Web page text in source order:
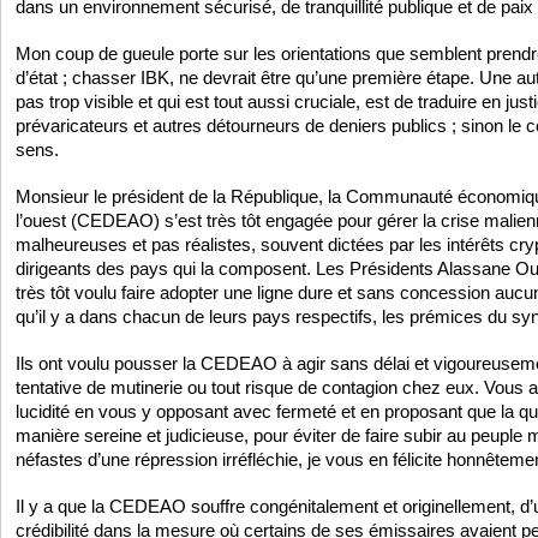
dans un environnement sécurisé, de tranquillité publique et de
Mon coup de gueule porte sur les orientations que semblent
d’état ; chasser IBK, ne devrait être qu’une première étape. Une
pas trop visible et qui est tout aussi cruciale, est de traduire en
prévaricateurs et autres détourneurs de deniers publics ; sinon le
sens.
Monsieur le président de la République, la Communauté
l’ouest (CEDEAO) s’est très tôt engagée pour gérer la crise
malheureuses et pas réalistes, souvent dictées par les intérêts
dirigeants des pays qui la composent. Les Présidents Alassane
très tôt voulu faire adopter une ligne dure et sans concession
qu’il y a dans chacun de leurs pays respectifs, les prémices du
Ils ont voulu pousser la CEDEAO à agir sans délai et
tentative de mutinerie ou tout risque de contagion chez eux. Vous
lucidité en vous y opposant avec fermeté et en proposant que la
manière sereine et judicieuse, pour éviter de faire subir au peuple
néfastes d’une répression irréfléchie, je vous en félicite
Il y a que la CEDEAO souffre congénitalement et originellement,
crédibilité dans la mesure où certains de ses émissaires avaient